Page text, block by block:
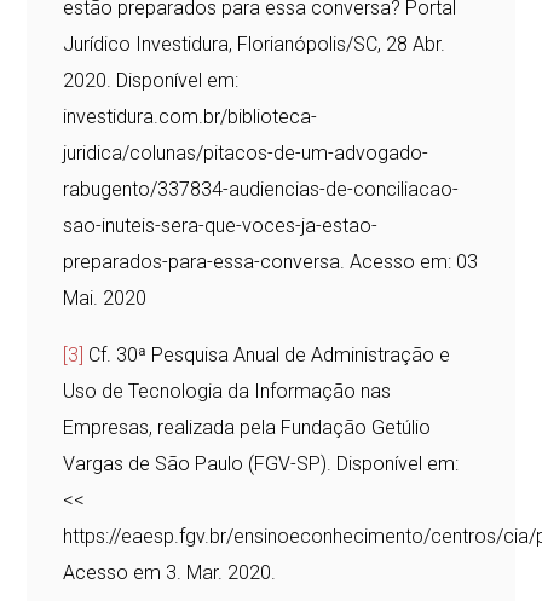
estão preparados para essa conversa? Portal
Jurídico Investidura, Florianópolis/SC, 28 Abr.
2020. Disponível em:
investidura.com.br/biblioteca-
juridica/colunas/pitacos-de-um-advogado-
rabugento/337834-audiencias-de-conciliacao-
sao-inuteis-sera-que-voces-ja-estao-
preparados-para-essa-conversa. Acesso em: 03
Mai. 2020
[3] Cf. 30ª Pesquisa Anual de Administração e
Uso de Tecnologia da Informação nas
Empresas, realizada pela Fundação Getúlio
Vargas de São Paulo (FGV-SP). Disponível em:
<<
https://eaesp.fgv.br/ensinoeconhecimento/centros/cia/
Acesso em 3. Mar. 2020.